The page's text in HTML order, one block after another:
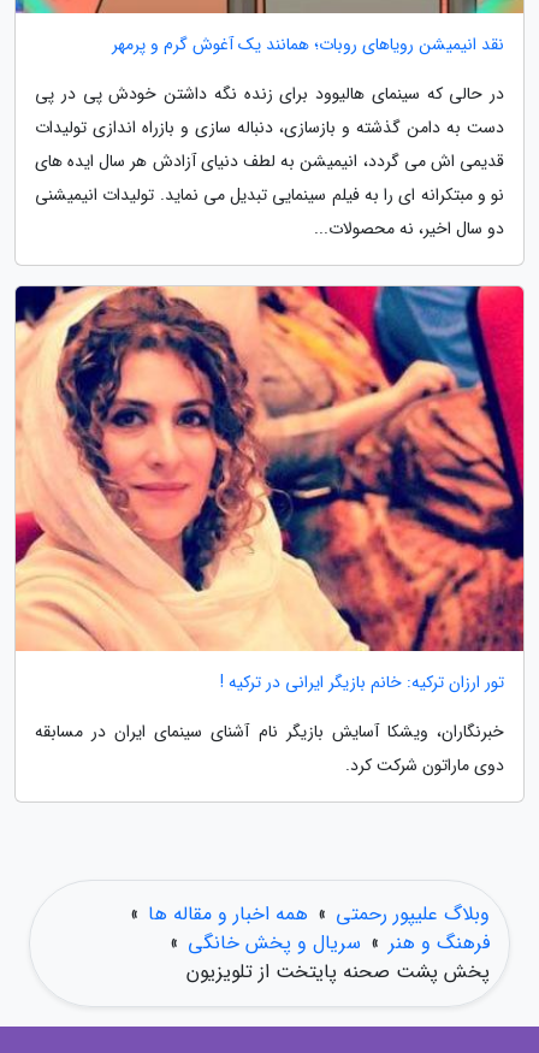
نقد انیمیشن رویاهای روبات؛ همانند یک آغوش گرم و پرمهر
در حالی که سینمای هالیوود برای زنده نگه داشتن خودش پی در پی
دست به دامن گذشته و بازسازی، دنباله سازی و بازراه اندازی تولیدات
قدیمی اش می گردد، انیمیشن به لطف دنیای آزادش هر سال ایده های
نو و مبتکرانه ای را به فیلم سینمایی تبدیل می نماید. تولیدات انیمیشنی
دو سال اخیر، نه محصولات...
تور ارزان ترکیه: خانم بازیگر ایرانی در ترکیه !
خبرنگاران، ویشکا آسایش بازیگر نام آشنای سینمای ایران در مسابقه
دوی ماراتون شرکت کرد.
وبلاگ علیپور رحمتی » همه اخبار و مقاله ها »
فرهنگ و هنر » سریال و پخش خانگی »
پخش پشت صحنه پایتخت از تلویزیون